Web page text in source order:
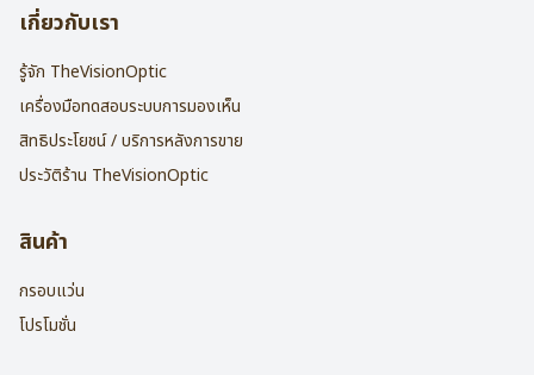
เกี่ยวกับเรา
รู้จัก TheVisionOptic
เครื่องมือทดสอบระบบการมองเห็น
สิทธิประโยชน์ / บริการหลังการขาย
ประวัติร้าน TheVisionOptic
สินค้า
กรอบแว่น
โปรโมชั่น